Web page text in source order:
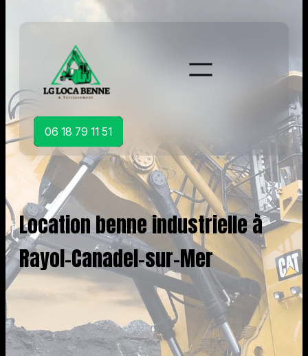
06 18 79 11 51
Location benne industrielle à
Rayol-Canadel-sur-Mer